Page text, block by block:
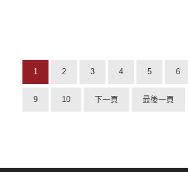
1 2 3 4 5 6
9 10 下一頁 最後一頁